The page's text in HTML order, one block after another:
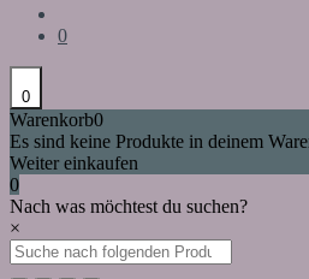
0
0
Warenkorb0
Es sind keine Produkte in deinem
Weiter einkaufen
0
Nach was möchtest du suchen?
×